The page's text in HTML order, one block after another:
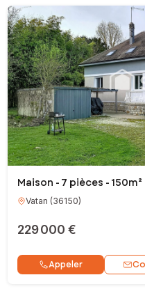
Maison - 7 pièces - 150m²
Vatan (36150)
229 000 €
Appeler